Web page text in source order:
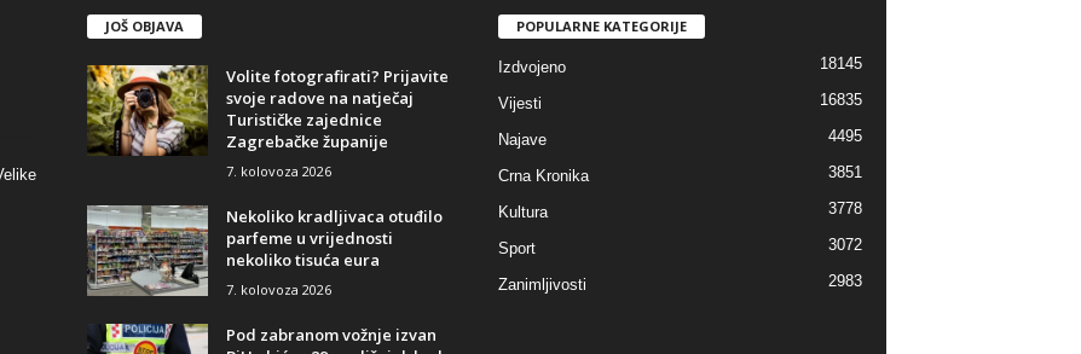
JOŠ OBJAVA
Volite fotografirati? Prijavite
svoje radove na natječaj
Turističke zajednice
Zagrebačke županije
7. kolovoza 2026
Nekoliko kradljivaca otuđilo
parfeme u vrijednosti
nekoliko tisuća eura
7. kolovoza 2026
Pod zabranom vožnje izvan
POPULARNE KATEGORIJE
Izdvojeno 18145
Vijesti 16835
Najave 4495
Crna Kronika 3851
Kultura 3778
Sport 3072
Zanimljivosti 2983